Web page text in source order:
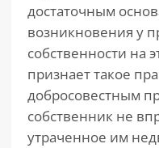
достаточным
возникновения у
собственности на
признает такое
добросовестным
собственник не
утраченное им